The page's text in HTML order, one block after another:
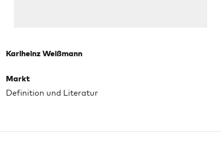
Karlheinz Weißmann
Markt
Definition und Literatur